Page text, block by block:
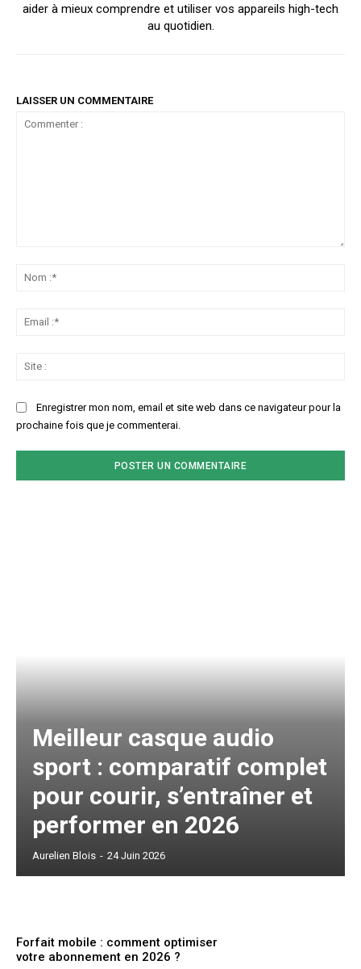
aider à mieux comprendre et utiliser vos appareils high-tech
au quotidien.
LAISSER UN COMMENTAIRE
Enregistrer mon nom, email et site web dans ce navigateur pour la
prochaine fois que je commenterai.
Meilleur casque audio
sport : comparatif complet
pour courir, s’entraîner et
performer en 2026
Aurelien Blois - 24 Juin 2026
Forfait mobile : comment optimiser
votre abonnement en 2026 ?